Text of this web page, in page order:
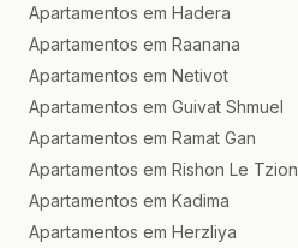
Apartamentos em Hadera
Apartamentos em Raanana
Apartamentos em Netivot
Apartamentos em Guivat Shmuel
Apartamentos em Ramat Gan
Apartamentos em Rishon Le Tzion
Apartamentos em Kadima
Apartamentos em Herzliya